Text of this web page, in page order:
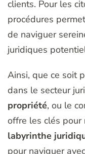
clients. Pour les
procédures
de naviguer
juridiques
Ainsi, que ce soit
dans le secteur
propriété, ou le
offre les clés pour
labyrinthe
pour naviguer